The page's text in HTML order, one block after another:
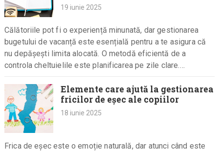
19 iunie 2025
Călătoriile pot fi o experiență minunată, dar gestionarea
bugetului de vacanță este esențială pentru a te asigura că
nu depășești limita alocată. O metodă eficientă de a
controla cheltuielile este planificarea pe zile clare.
Elemente care ajută la gestionarea
fricilor de eșec ale copiilor
18 iunie 2025
Frica de eșec este o emoție naturală, dar atunci când este